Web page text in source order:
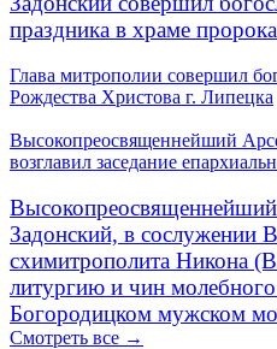
праздника в храме
Глава митрополии совершил
Рождества Христова г. Липецка
Высокопреосвященнейший
возглавил заседание
Задонский, в сослужении
схимитрополита Никона
литургию и чин
Богородицком мужском
Смотреть все →